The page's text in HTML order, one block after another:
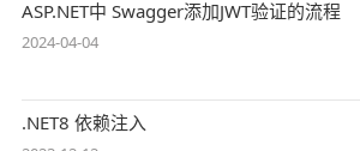
ASP.NET中 Swagger添加JWT验证的流程
2024-04-04
.NET8 依赖注入